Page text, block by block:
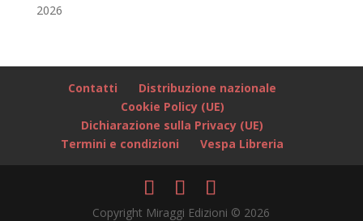
2026
Contatti
Distribuzione nazionale
Cookie Policy (UE)
Dichiarazione sulla Privacy (UE)
Termini e condizioni
Vespa Libreria
Copyright Miraggi Edizioni © 2026